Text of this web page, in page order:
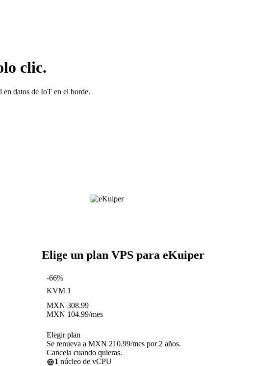
clic.
datos de IoT en el borde.
Elige un plan VPS para eKuiper
-66%
KVM 1
MXN 308.99
MXN 104.99/mes
Elegir plan
Se renueva a MXN 210.99/mes por 2 años.
Cancela cuando quieras.
1 núcleo de vCPU